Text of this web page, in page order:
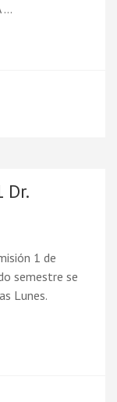
…
Dr.
1 de
semestre se
Lunes.